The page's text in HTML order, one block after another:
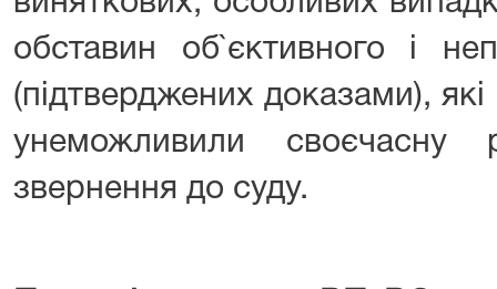
обставин об`єктивного і
(підтверджених доказами),
унеможливили своєчасну
звернення до суду.